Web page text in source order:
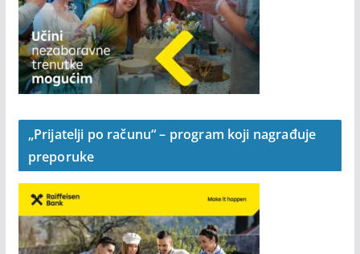
„Prijatelji po računu“ – program koji nagrađuje
preporuke